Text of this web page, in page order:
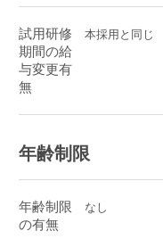
試用研修
期間の給
与変更有
無
本採用と同じ
年齢制限
年齢制限
の有無
なし